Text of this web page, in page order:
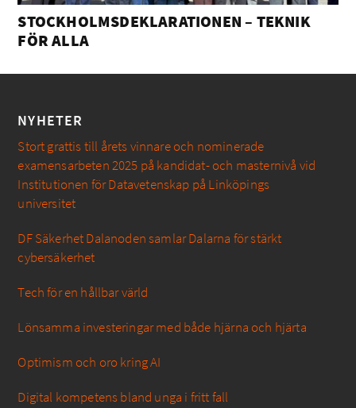
STOCKHOLMSDEKLARATIONEN – TEKNIK
FÖR ALLA
NYHETER
Stort grattis till årets vinnare och nominerade
examensarbeten 2025 på kandidat- och masternivå vid
Institutionen för Datavetenskap på Linköpings
universitet
DF Säkerhet Dalanoden samlar Dalarna för stärkt
cybersäkerhet
Tech för en hållbar värld
Lönsamma investeringar med både hjärna och hjärta
Optimism och oro kring AI
Digital kompetens bland unga i fritt fall